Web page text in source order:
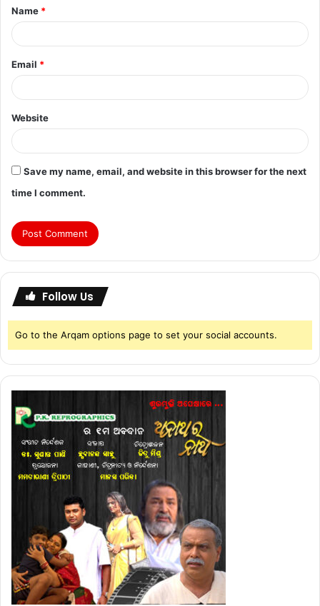
Name *
Email *
Website
Save my name, email, and website in this browser for the next
time I comment.
Follow Us
Go to the Arqam options page to set your social accounts.